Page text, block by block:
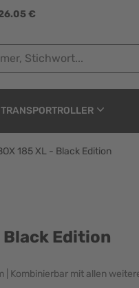
€
TRANSPORTROLLER
185 XL - Black Edition
Black Edition
| Kombinierbar mit allen